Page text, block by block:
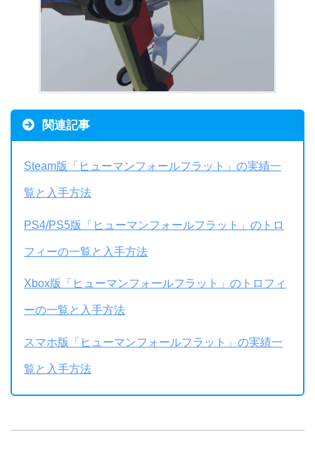
関連記事
Steam版「ヒューマンフォールフラット」の実績一
覧と入手方法
PS4/PS5版「ヒューマンフォールフラット」のトロ
フィーの一覧と入手方法
Xbox版「ヒューマンフォールフラット」のトロフィ
ーの一覧と入手方法
スマホ版「ヒューマンフォールフラット」の実績一
覧と入手方法